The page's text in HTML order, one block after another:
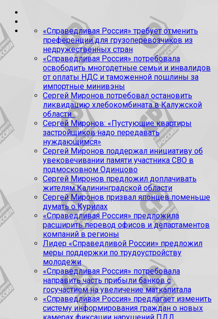
«Справедливая Россия» требует отменить
преференции для грузоперевозчиков из
недружественных стран
«Справедливая Россия» потребовала
освободить многодетные семьи и инвалидов
от оплаты НДС и таможенной пошлины за
импортные минивэны
Сергей Миронов потребовал остановить
ликвидацию хлебокомбината в Калужской
области
Сергей Миронов: «Пустующие квартиры
застройщиков надо передавать
нуждающимся»
Сергей Миронов поддержал инициативу об
увековечивании памяти участника СВО в
подмосковном Одинцово
Сергей Миронов предложил доплачивать
жителям Калининградской области
Сергей Миронов призвал японцев поменьше
думать о Курилах
«Справедливая Россия» предложила
расширить перевод офисов и департаментов
компаний в регионы
Лидер «Справедливой России» предложил
меры поддержки по трудоустройству
молодежи
«Справедливая Россия» потребовала
направить часть прибыли банков с
госучастием на увеличение маткапитала
«Справедливая Россия» предлагает изменить
систему информирования граждан о новых